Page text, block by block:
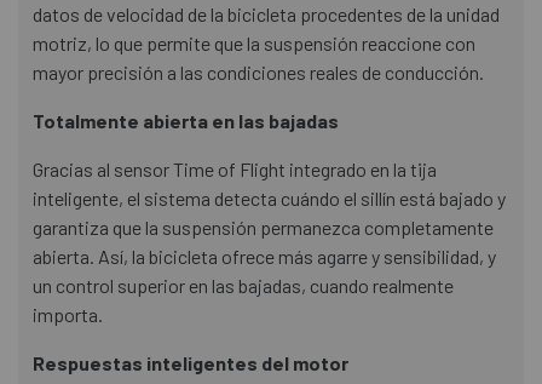
datos de velocidad de la bicicleta procedentes de la unidad
motriz, lo que permite que la suspensión reaccione con
mayor precisión a las condiciones reales de conducción.
Totalmente abierta en las bajadas
Gracias al sensor Time of Flight integrado en la tija
inteligente, el sistema detecta cuándo el sillín está bajado y
garantiza que la suspensión permanezca completamente
abierta. Así, la bicicleta ofrece más agarre y sensibilidad, y
un control superior en las bajadas, cuando realmente
importa.
Respuestas inteligentes del motor